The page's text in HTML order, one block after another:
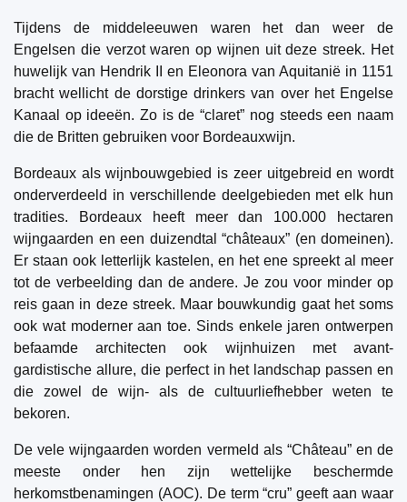
Tijdens de middeleeuwen waren het dan weer de
Engelsen die verzot waren op wijnen uit deze streek. Het
huwelijk van Hendrik II en Eleonora van Aquitanië in 1151
bracht wellicht de dorstige drinkers van over het Engelse
Kanaal op ideeën. Zo is de “claret” nog steeds een naam
die de Britten gebruiken voor Bordeauxwijn.
Bordeaux als wijnbouwgebied is zeer uitgebreid en wordt
onderverdeeld in verschillende deelgebieden met elk hun
tradities. Bordeaux heeft meer dan 100.000 hectaren
wijngaarden en een duizendtal “châteaux” (en domeinen).
Er staan ook letterlijk kastelen, en het ene spreekt al meer
tot de verbeelding dan de andere. Je zou voor minder op
reis gaan in deze streek. Maar bouwkundig gaat het soms
ook wat moderner aan toe. Sinds enkele jaren ontwerpen
befaamde architecten ook wijnhuizen met avant-
gardistische allure, die perfect in het landschap passen en
die zowel de wijn- als de cultuurliefhebber weten te
bekoren.
De vele wijngaarden worden vermeld als “Château” en de
meeste onder hen zijn wettelijke beschermde
herkomstbenamingen (AOC). De term “cru” geeft aan waar